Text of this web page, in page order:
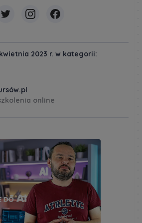
2023 r. w kategorii:
online